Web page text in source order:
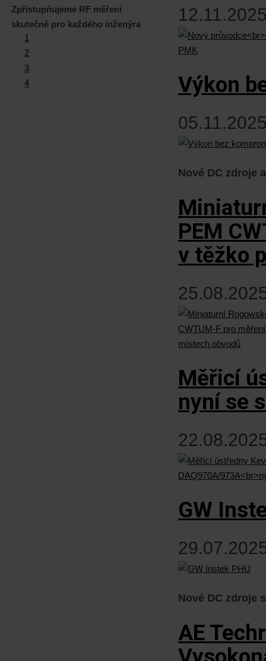
Výkon
Nové DC zdroje
PEM
v těžko
Měřicí
nyní se
GW
Nové DC zdroje
AE
Zpřístupňujeme RF měření
skutečně pro každého inženýra
1
2
3
4